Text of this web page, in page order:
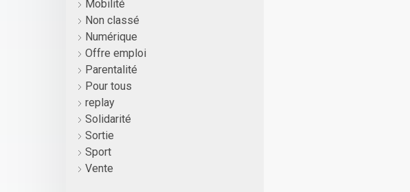
Mobilité
Non classé
Numérique
Offre emploi
Parentalité
Pour tous
replay
Solidarité
Sortie
Sport
Vente